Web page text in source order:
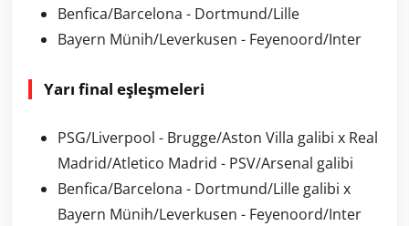
Benfica/Barcelona - Dortmund/Lille
Bayern Münih/Leverkusen - Feyenoord/Inter
Yarı final eşleşmeleri
PSG/Liverpool - Brugge/Aston Villa galibi x Real
Madrid/Atletico Madrid - PSV/Arsenal galibi
Benfica/Barcelona - Dortmund/Lille galibi x
Bayern Münih/Leverkusen - Feyenoord/Inter